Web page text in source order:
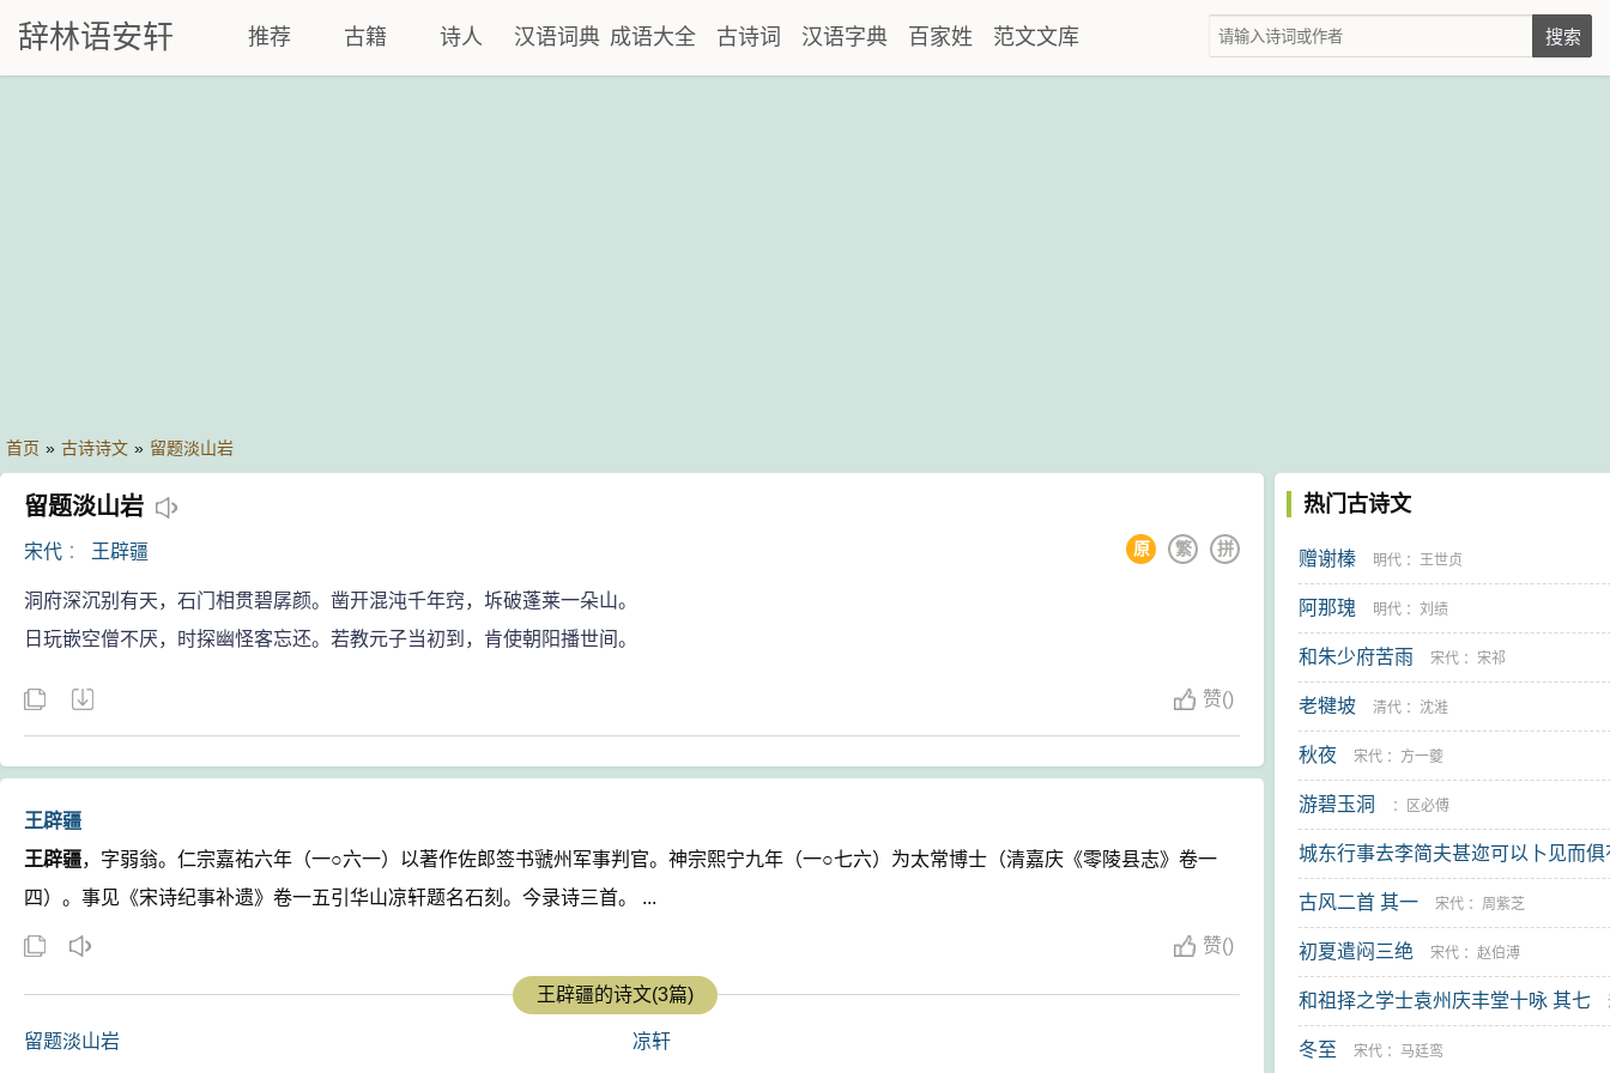
辞林语安轩 推荐 古籍 诗人 汉语词典 成语大全 古诗词 汉语字典 百家姓 范文文库
首页 » 古诗诗文 » 留题淡山岩
留题淡山岩
宋代 ： 王辟疆 拼
繁
原
洞府深沉别有天，石门相贯碧孱颜。凿开混沌千年窍，坼破蓬莱一朵山。
日玩嵌空僧不厌，时探幽怪客忘还。若教元子当初到，肯使朝阳播世间。
赞()
王辟疆
王辟疆，字弱翁。仁宗嘉祐六年（一○六一）以著作佐郎签书虢州军事判官。神宗熙宁九年（一○七六）为太常博士（清嘉庆《零陵县志》卷一
四）。事见《宋诗纪事补遗》卷一五引华山凉轩题名石刻。今录诗三首。 ...
赞()
王辟疆的诗文(3篇)
留题淡山岩 凉轩
热门古诗文
赠谢榛 明代 ： 王世贞
阿那瑰 明代 ： 刘绩
和朱少府苦雨 宋代 ： 宋祁
老犍坡 清代 ： 沈溎
秋夜 宋代 ： 方一夔
游碧玉洞 ： 区必傅
城东行事去李简夫甚迩可以卜见而俱
返之禁因戏为歌驰寄 宋代：
古风二首 其一 宋代 ： 周紫芝
初夏遣闷三绝 宋代 ： 赵伯溥
和祖择之学士袁州庆丰堂十咏 其七
：陈诜
冬至 宋代 ： 马廷鸾